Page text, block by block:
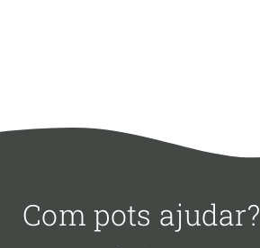
Com pots ajudar?